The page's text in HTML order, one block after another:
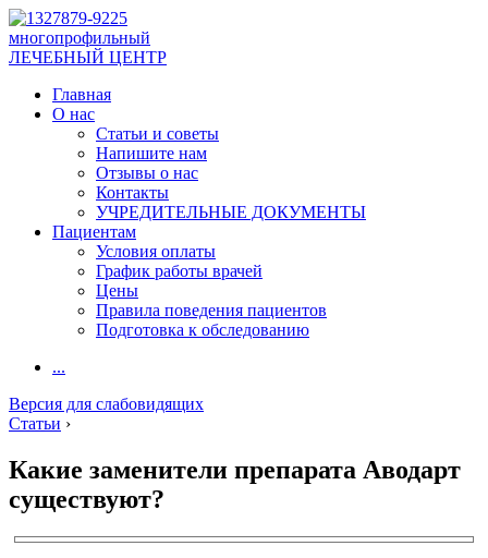
многопрофильный
ЛЕЧЕБНЫЙ ЦЕНТР
Главная
О нас
Статьи и советы
Напишите нам
Отзывы о нас
Контакты
УЧРЕДИТЕЛЬНЫЕ ДОКУМЕНТЫ
Пациентам
Условия оплаты
График работы врачей
Цены
Правила поведения пациентов
Подготовка к обследованию
...
Версия для слабовидящих
Статьи ›
Какие заменители препарата Аводарт
существуют?